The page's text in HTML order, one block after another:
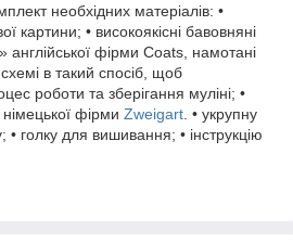
необхідних матеріалів: •
картини; • високоякісні бавовняні
фірми Coats, намотані
схемі в такий спосіб, щоб
роботи та зберігання муліні; •
фірми Zweigart . • укрупну
голку для вишивання; • інструкцію